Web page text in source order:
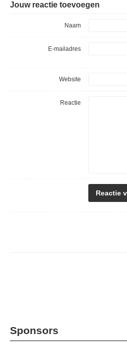
Jouw reactie toevoegen
Naam
E-mailadres
Website
Reactie
Sponsors